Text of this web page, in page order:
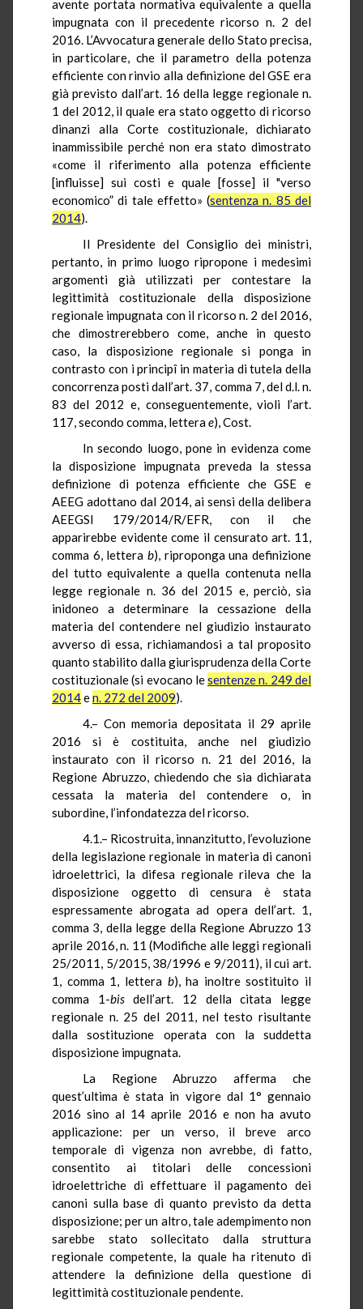
avente portata normativa equivalente a quella
impugnata con il precedente ricorso n. 2 del
2016. L’Avvocatura generale dello Stato precisa,
in particolare, che il parametro della potenza
efficiente con rinvio alla definizione del GSE era
già previsto dall’art. 16 della legge regionale n.
1 del 2012, il quale era stato oggetto di ricorso
dinanzi alla Corte costituzionale, dichiarato
inammissibile perché non era stato dimostrato
«come il riferimento alla potenza efficiente
[influisse] sui costi e quale [fosse] il "verso
economico” di tale effetto» (sentenza n. 85 del
2014).
Il Presidente del Consiglio dei ministri,
pertanto, in primo luogo ripropone i medesimi
argomenti già utilizzati per contestare la
legittimità costituzionale della disposizione
regionale impugnata con il ricorso n. 2 del 2016,
che dimostrerebbero come, anche in questo
caso, la disposizione regionale si ponga in
contrasto con i principîin materia di tutela della
concorrenza posti dall’art. 37, comma 7, deld.l.n.
83 del 2012 e, conseguentemente, violi l’art.
117, secondo comma, letterae), Cost.
In secondo luogo, pone in evidenza come
la disposizione impugnata preveda la stessa
definizione di potenza efficiente che GSE e
AEEG adottano dal 2014, ai sensi della delibera
AEEGSI 179/2014/R/EFR, con il che
apparirebbe evidente come il censurato art. 11,
comma 6, lettera b), riproponga una definizione
del tutto equivalente a quella contenuta nella
legge regionale n. 36 del 2015 e, perciò, sia
inidoneo a determinare la cessazione della
materia del contendere nel giudizio instaurato
avverso di essa, richiamandosi a tal proposito
quanto stabilito dalla giurisprudenza della Corte
costituzionale (si evocano lesentenze n. 249 del
2014en. 272 del 2009).
4.– Con memoria depositata il 29 aprile
2016 si è costituita, anche nel giudizio
instaurato con il ricorso n. 21 del 2016, la
Regione Abruzzo, chiedendo che sia dichiarata
cessata la materia del contendere o, in
subordine, l’infondatezza del ricorso.
4.1.– Ricostruita, innanzitutto, l’evoluzione
della legislazione regionale in materia di canoni
idroelettrici, la difesa regionale rileva che la
disposizione oggetto di censura è stata
espressamente abrogata ad opera dell’art. 1,
comma 3, della legge della Regione Abruzzo 13
aprile 2016, n. 11 (Modifiche alle leggi regionali
25/2011, 5/2015, 38/1996 e 9/2011), il cui art.
1, comma 1, lettera b), ha inoltre sostituito il
comma 1-bisdell’art. 12 della citata legge
regionale n. 25 del 2011, nel testo risultante
dalla sostituzione operata con la suddetta
disposizione impugnata.
La Regione Abruzzo afferma che
quest’ultima è stata in vigore dal 1° gennaio
2016 sino al 14 aprile 2016 e non ha avuto
applicazione: per un verso, il breve arco
temporale di vigenza non avrebbe, di fatto,
consentito ai titolari delle concessioni
idroelettriche di effettuare il pagamento dei
canoni sulla base di quanto previsto da detta
disposizione; per un altro, tale adempimento non
sarebbe stato sollecitato dalla struttura
regionale competente, la quale ha ritenuto di
attendere la definizione della questione di
legittimità costituzionale pendente.